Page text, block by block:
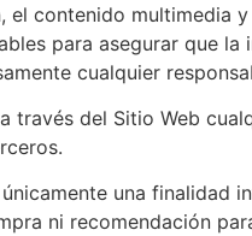
contenido multimedia
para asegurar que
cualquier
través del Sitio Web
una finalidad
ni recomendación